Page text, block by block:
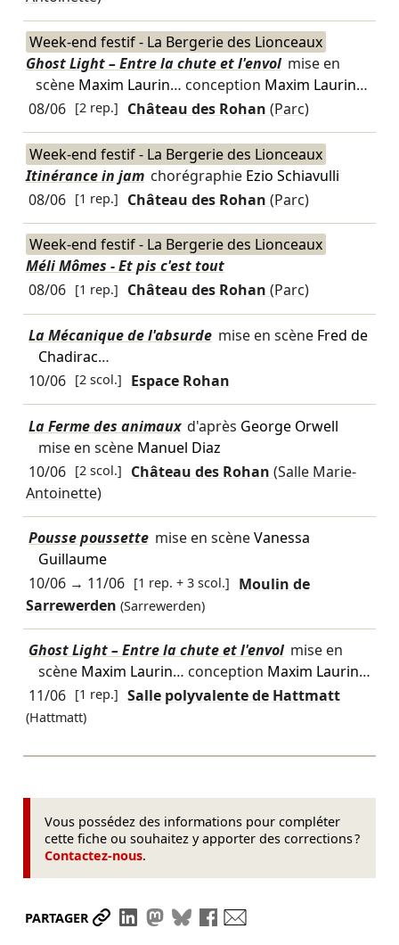
Week-end festif - La Bergerie des Lionceaux
Ghost Light – Entre la chute et l'envol mise en
scène Maxim Laurin… conception Maxim Laurin…
08/06 [2 rep.] Château des Rohan(Parc)
Week-end festif - La Bergerie des Lionceaux
Itinérance in jam chorégraphie Ezio Schiavulli
08/06 [1 rep.] Château des Rohan(Parc)
Week-end festif - La Bergerie des Lionceaux
Méli Mômes - Et pis c'est tout
08/06 [1 rep.] Château des Rohan(Parc)
La Mécanique de l'absurde mise en scène Fred de
Chadirac…
10/06 [2 scol.] Espace Rohan
La Ferme des animaux d'après George Orwell
mise en scène Manuel Diaz
10/06 [2 scol.] Château des Rohan(Salle Marie-
Antoinette)
Pousse poussette mise en scèneVanessa
Guillaume
10/06→ 11/06 [1 rep. + 3 scol.]
Moulin de
Sarrewerden (Sarrewerden)
Ghost Light – Entre la chute et l'envol mise en
scène Maxim Laurin… conception Maxim Laurin…
11/06 [1 rep.] Salle polyvalente de Hattmatt
(Hattmatt)
Vous possédez des informations pour compléter
cette fiche ou souhaitez y apporter des corrections ?
Contactez-nous.
PARTAGER Partager le lien
Partager sur LinkedIn
Partager sur Mastodon
Partager sur Bluesky
Partager sur Facebook